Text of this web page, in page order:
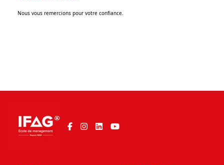
Nous vous remercions pour votre confiance.